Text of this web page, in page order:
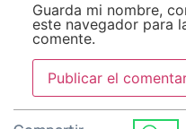
Guarda mi nombre,
este navegador para
comente.